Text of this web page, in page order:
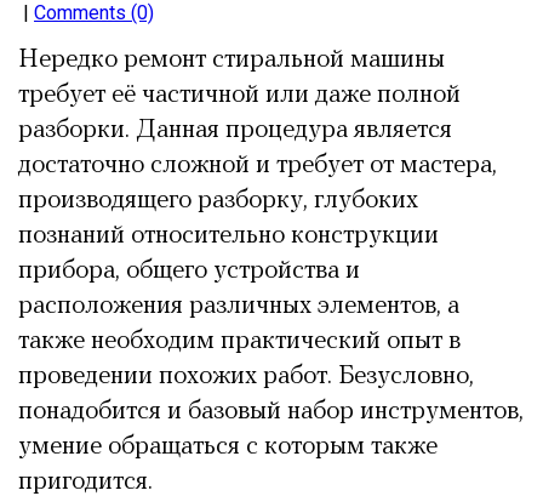
| Comments (0)
Нередко ремонт стиральной машины
требует её частичной или даже полной
разборки. Данная процедура является
достаточно сложной и требует от мастера,
производящего разборку, глубоких
познаний относительно конструкции
прибора, общего устройства и
расположения различных элементов, а
также необходим практический опыт в
проведении похожих работ. Безусловно,
понадобится и базовый набор инструментов,
умение обращаться с которым также
пригодится.